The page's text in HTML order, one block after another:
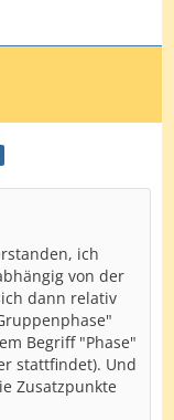
ich
von der
dann relativ
Begriff "Phase"
stattfindet). Und
Zusatzpunkte